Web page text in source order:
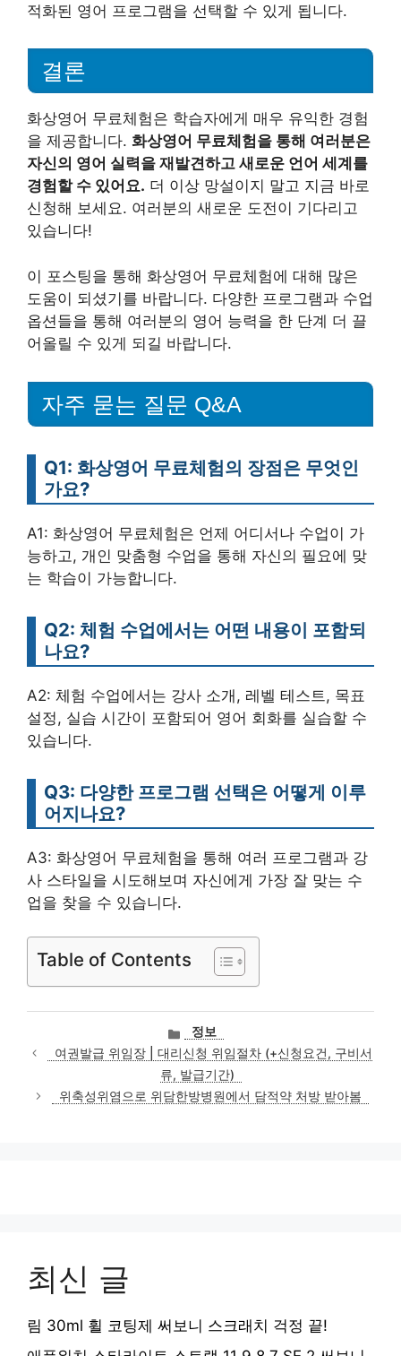
적화된 영어 프로그램을 선택할 수 있게 됩니다.
결론
화상영어 무료체험은 학습자에게 매우 유익한 경험
을 제공합니다. 화상영어 무료체험을 통해 여러분은
자신의 영어 실력을 재발견하고 새로운 언어 세계를
경험할 수 있어요. 더 이상 망설이지 말고 지금 바로
신청해 보세요. 여러분의 새로운 도전이 기다리고
있습니다!
이 포스팅을 통해 화상영어 무료체험에 대해 많은
도움이 되셨기를 바랍니다. 다양한 프로그램과 수업
옵션들을 통해 여러분의 영어 능력을 한 단계 더 끌
어올릴 수 있게 되길 바랍니다.
자주 묻는 질문 Q&A
Q1: 화상영어 무료체험의 장점은 무엇인
가요?
A1: 화상영어 무료체험은 언제 어디서나 수업이 가
능하고, 개인 맞춤형 수업을 통해 자신의 필요에 맞
는 학습이 가능합니다.
Q2: 체험 수업에서는 어떤 내용이 포함되
나요?
A2: 체험 수업에서는 강사 소개, 레벨 테스트, 목표
설정, 실습 시간이 포함되어 영어 회화를 실습할 수
있습니다.
Q3: 다양한 프로그램 선택은 어떻게 이루
어지나요?
A3: 화상영어 무료체험을 통해 여러 프로그램과 강
사 스타일을 시도해보며 자신에게 가장 잘 맞는 수
업을 찾을 수 있습니다.
Table of Contents
카
테
고
리
정보
여권발급 위임장 | 대리신청 위임절차 (+신청요건, 구비서
류, 발급기간)
위축성위염으로 위담한방병원에서 담적약 처방 받아봄
최신 글
림 30ml 휠 코팅제 써보니 스크래치 걱정 끝!